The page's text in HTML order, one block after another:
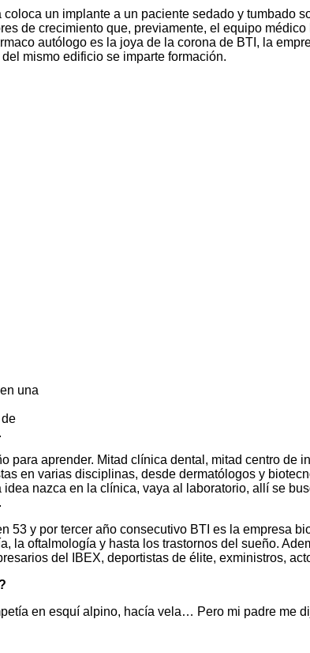
un implante a un paciente sedado y tumbado
de crecimiento que, previamente, el equipo
autólogo es la joya de la corona de BTI, la
mismo edificio se imparte formación.
una
para aprender. Mitad clínica dental, mitad centro de
en varias disciplinas, desde dermatólogos y
nazca en la clínica, vaya al laboratorio, allí se
53 y por tercer año consecutivo BTI es la empresa
la oftalmología y hasta los trastornos del sueño.
del IBEX, deportistas de élite, exministros,
en esquí alpino, hacía vela… Pero mi padre me